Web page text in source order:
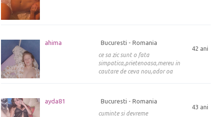
ahima
42 ani
Bucuresti - Romania
ce sa zic sunt o fata
simpatica,prietenoasa,mereu in
cautare de ceva nou,ador oa
ayda81
43 ani
Bucuresti - Romania
cuminte si devreme